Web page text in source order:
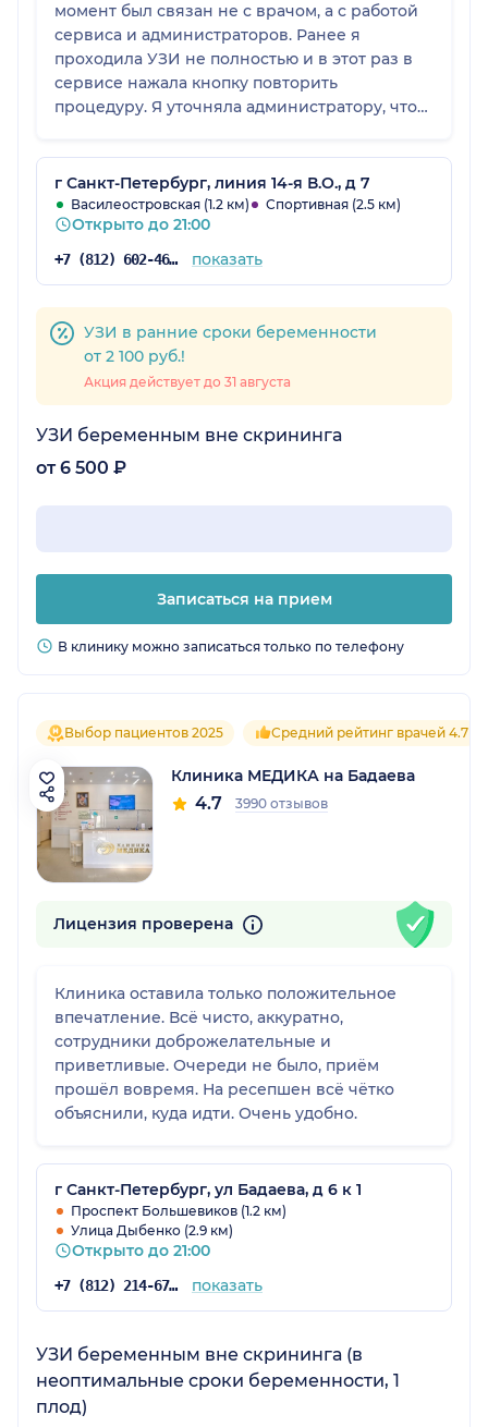
момент был связан не с врачом, а с работой
сервиса и администраторов. Ранее я
проходила УЗИ не полностью и в этот раз в
сервисе нажала кнопку повторить
процедуру. Я уточняла администратору, что
друг друга не до конца поняли, и в итоге мне
сделали полное УЗИ малого таза, то есть
другую процедуру. Я оплатила, так как
обследование уже было проведено, но
момент был не очень приятный. В остальном
г Санкт-Петербург, линия 14-я В.О., д 7
Василеостровская (1.2 км) Спортивная (2.5 км)
Открыто до 21:00
+7 (812) 602-46-34 показать
УЗИ в ранние сроки беременности
от 2 100 руб.!
Акция действует до 31 августа
УЗИ беременным вне скрининга
от 6 500 ₽
Записаться на прием
В клинику можно записаться только по телефону
Выбор пациентов 2025 Средний рейтинг врачей 4.7
Клиника МЕДИКА на Бадаева
4.7 3990 отзывов
Лицензия проверена
Клиника оставила только положительное
впечатление. Всё чисто, аккуратно,
сотрудники доброжелательные и
приветливые. Очереди не было, приём
прошёл вовремя. На ресепшен всё чётко
объяснили, куда идти. Очень удобно.
г Санкт-Петербург, ул Бадаева, д 6 к 1
Проспект Большевиков (1.2 км)
Улица Дыбенко (2.9 км)
Открыто до 21:00
+7 (812) 214-67-27 показать
УЗИ беременным вне скрининга (в
неоптимальные сроки беременности, 1
плод)